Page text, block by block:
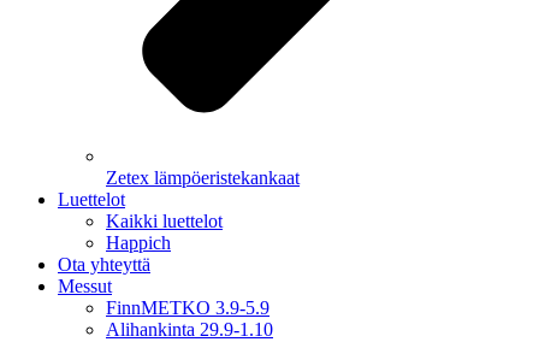
Zetex lämpöeristekankaat
Luettelot
Kaikki luettelot
Happich
Ota yhteyttä
Messut
FinnMETKO 3.9-5.9
Alihankinta 29.9-1.10